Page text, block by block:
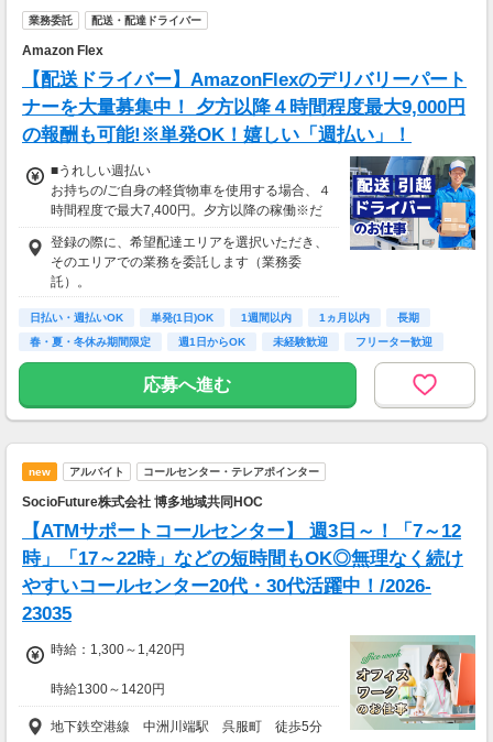
業務委託 配送・配達ドライバー
Amazon Flex
【配送ドライバー】AmazonFlexのデリバリーパート
ナーを大量募集中！ 夕方以降４時間程度最大9,000円
の報酬も可能!※単発OK！嬉しい「週払い」！
■うれしい週払い
お持ちの/ご自身の軽貨物車を使用する場合、４
時間程度で最大7,400円。夕方以降の稼働※だ
と４時間程度で最9,000円の報酬が獲得可能！
給与ではなく、委託業務に応じた報酬をお支払
いする業務委託のお仕事です。うれしい週払
い。
※九州エリアで4-6月に１8時以降稼働した場合
を想定。地域により異なります
※報酬は規約にしたがい配達完了の15日後に支
払いますが、可能な場合は、より早く、週払い
で前週稼働分をお支払いします。
登録の際に、希望配達エリアを選択いただき、
そのエリアでの業務を委託します（業務委
登録の際に、希望配達エリアを選択いただき、
そのエリアでの業務を委託します（業務委
託）。
日払い・週払いOK 単発(1日)OK 1週間以内 1ヵ月以内
長期
春・夏・冬休み期間限定
週1日からOK 未経験歓迎 フリーター歓迎
応募へ進む
new アルバイト コールセンター・テレアポインター
SocioFuture株式会社 博多地域共同HOC
【ATMサポートコールセンター】 週3日～！「7～12
時」「17～22時」などの短時間もOK◎無理なく続け
やすいコールセンター20代・30代活躍中！/2026-
23035
時給：1,300～1,420円
時給1300～1420円
★交通費規定支給
地下鉄空港線 中洲川端駅 呉服町 徒歩5分